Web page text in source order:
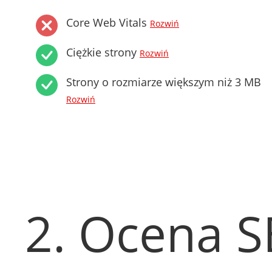
Core Web Vitals Rozwiń
Ciężkie strony Rozwiń
Strony o rozmiarze większym niż 3 MB
Rozwiń
2. Ocena